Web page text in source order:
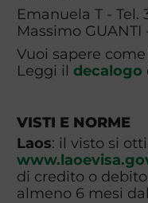
Emanuela T - Tel.
Massimo GUANTI
Vuoi sapere
Leggi il decalogo
VISTI E NORME
Laos: il visto si
di credito o
almeno 6 mesi